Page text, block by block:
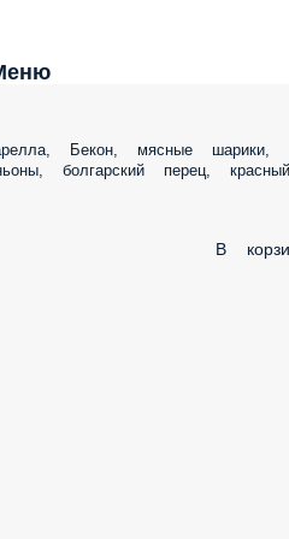
Бекон, мясные шарики, пепперони,
перец, красный лук